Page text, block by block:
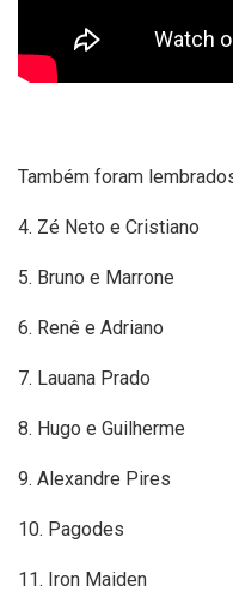
Também foram
4. Zé Neto e Cristiano
5. Bruno e Marrone
6. Renê e Adriano
7. Lauana Prado
8. Hugo e Guilherme
9. Alexandre Pires
10. Pagodes
11. Iron Maiden